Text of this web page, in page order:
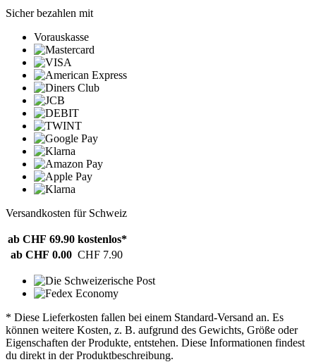
Sicher bezahlen mit
Vorauskasse
Versandkosten für Schweiz
ab CHF 69.90 kostenlos*
ab CHF 0.00 CHF 7.90
* Diese Lieferkosten fallen bei einem Standard-Versand an. Es
können weitere Kosten, z. B. aufgrund des Gewichts, Größe oder
Eigenschaften der Produkte, entstehen. Diese Informationen findest
du direkt in der Produktbeschreibung.